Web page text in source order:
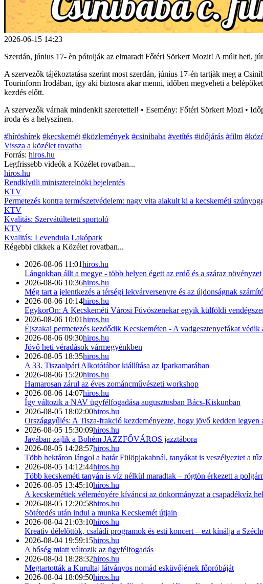
2026-06-15 14:23
Szerdán, június 17- èn pótolják az elmaradt Főtéri Sörkert Mozit! A múlt heti,
A szervezők tájékoztatása szerint most szerdán, június 17-én tartjàk meg a
Tourinform Irodában, így aki biztosra akar menni, időben megveheti a
kezdés előtt.
A szervezők várnak mindenkit szeretettel! • Esemény: Főtéri Sörkert Mozi •
iroda és a helyszínen.
#híröshírek #kecskemét #közlemények #csinibaba #vetítés #időjárás #film
Vissza a közélet rovatba
Forrás: hiros.hu
Legfrissebb videók a Közélet rovatban...
hiros.hu
Rendkívüli miniszterelnöki bejelentés
KTV
Permetezés kontra természetvédelem: nagy vita alakult ki a kecskeméti
KTV
Kvalitás: Szervátültetett sportoló
KTV
Kvalitás: Levendula Lakópark
Régebbi cikkek a Közélet rovatban...
2026-08-06 11:01hiros.hu
Lángokban állt a megye - több helyen égett az erdő és a száraz növényzet
2026-08-06 10:36hiros.hu
Még tart a jelentkezés a térségi lekvárversenyre és az újdonságnak
2026-08-06 10:14hiros.hu
EgykorOn: A Kecskeméti Városi Fúvószenekar egyik külföldi
2026-08-06 10:01hiros.hu
Éjszakai permetezés kezdődik Kecskeméten - A vadgesztenyefákat védik
2026-08-06 09:30hiros.hu
Jövő heti véradások vármegyénkben
2026-08-05 18:35hiros.hu
A 33. Tiszaalpári Alkotótábor kiállítása az Iparkamarában
2026-08-06 15:20hiros.hu
Hamarosan zárul az éves zománcművészeti workshop
2026-08-06 14:07hiros.hu
Így változik a NAV ügyfélfogadása augusztusban Bács-Kiskunban
2026-08-05 18:02:00hiros.hu
Országgyűlés: A Tisza-frakció kezdeményezte, hogy jövő kedden legyen
2026-08-05 15:30:09hiros.hu
Javában zajlik a Bohém JAZZFŐVÁROS jazztábora
2026-08-05 14:28:57hiros.hu
Több hektáron lángol a határ Fülöpjakabnál, tanyákat is veszélyeztet a tűz
2026-08-05 14:12:44hiros.hu
Több kecskeméti tanyán is víz nélkül maradtak – rögtön érkezett a
2026-08-05 13:45:10hiros.hu
A kecskemétiek véleményére kíváncsi az önkormányzat a csapadékvíz
2026-08-05 12:20:58hiros.hu
Sötétedés után indul a munka Kecskemét útjain
2026-08-04 21:03:10hiros.hu
Kreatív délelőttök, családi programok és esti koncert – ezt kínálja a
2026-08-04 19:59:15hiros.hu
A hőség miatt változik az ügyfélfogadás
2026-08-04 18:28:32hiros.hu
Megtartották a Kurultaj látványos nomád esküvőjének főpróbáját
2026-08-04 18:09:50hiros.hu